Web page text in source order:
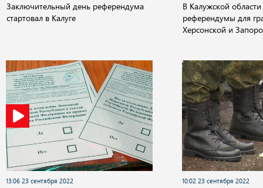
Заключительный день референдума
стартовал в Калуге
В Калужской
референдумы для
Херсонской и
13:06 23 сентября 2022 10:02 23 сентября 2022